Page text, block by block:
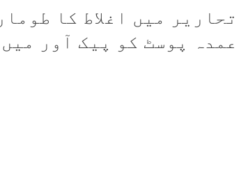
میں اغلاط کا
پوسٹ کو پیک آور